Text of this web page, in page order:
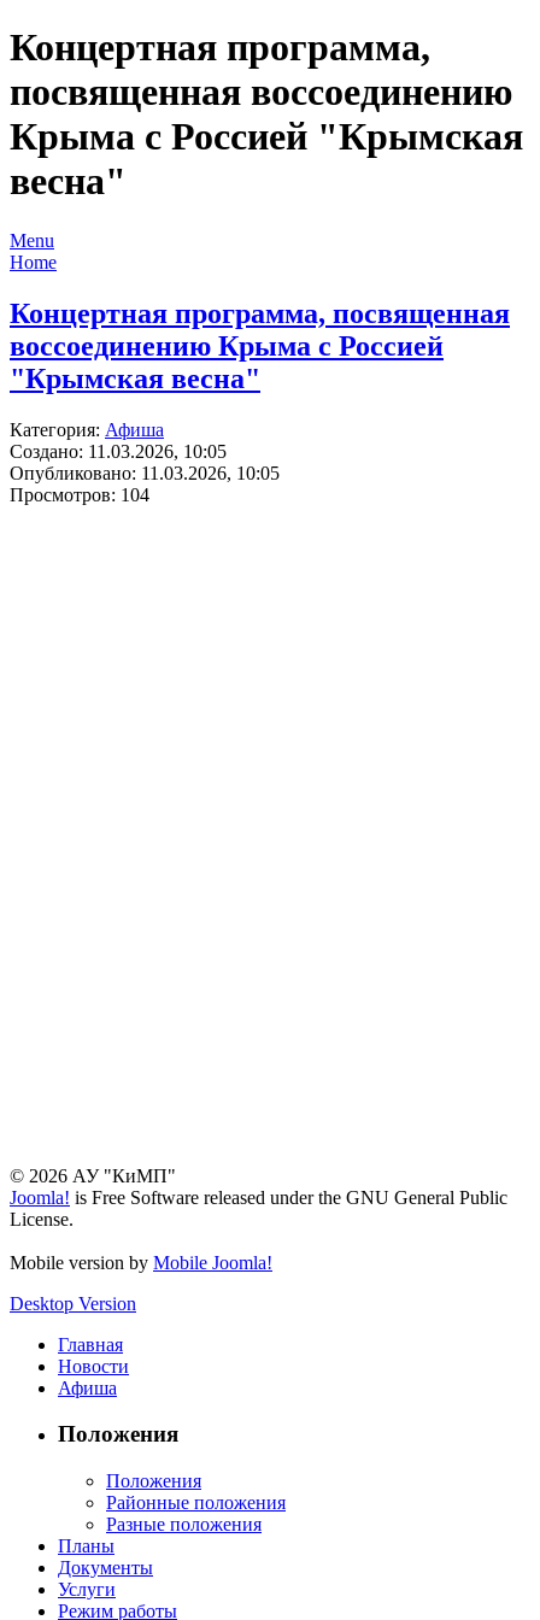
Концертная программа,
посвященная воссоединению
Крыма с Россией "Крымская
весна"
Menu
Home
Концертная программа, посвященная
воссоединению Крыма с Россией
"Крымская весна"
Категория: Афиша
Создано: 11.03.2026, 10:05
Опубликовано: 11.03.2026, 10:05
Просмотров: 104
© 2026 АУ "КиМП"
Joomla! is Free Software released under the GNU General Public
License.
Mobile version by Mobile Joomla!
Desktop Version
Главная
Новости
Афиша
Положения
Положения
Районные положения
Разные положения
Планы
Документы
Услуги
Режим работы